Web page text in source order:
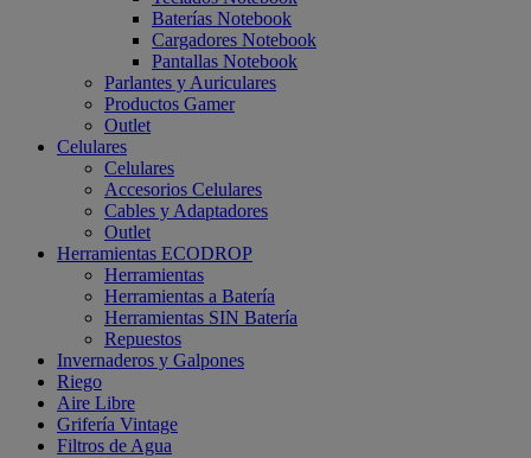
Baterías Notebook
Cargadores Notebook
Pantallas Notebook
Parlantes y Auriculares
Productos Gamer
Outlet
Celulares
Celulares
Accesorios Celulares
Cables y Adaptadores
Outlet
Herramientas ECODROP
Herramientas
Herramientas a Batería
Herramientas SIN Batería
Repuestos
Invernaderos y Galpones
Riego
Aire Libre
Grifería Vintage
Filtros de Agua